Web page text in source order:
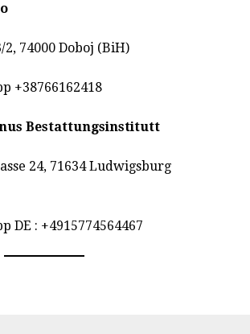
2, 74000 Doboj (BiH)
+38766162418
Bestattungsinstitutt
24, 71634 Ludwigsburg
DE : +4915774564467